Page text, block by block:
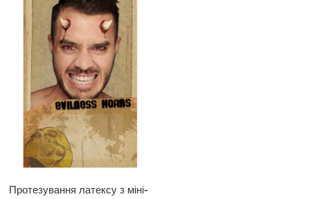
Протезування латексу з міні-